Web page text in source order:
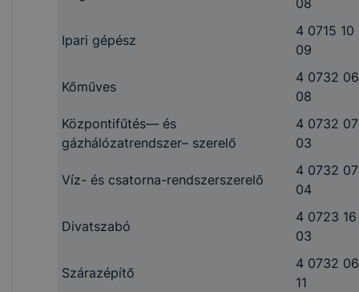
08
Ipari gépész
4 0715 10
09
Kőműves
4 0732 06
08
Központifűtés— és
gázhálózatrendszer– szerelő
4 0732 07
03
Víz- és csatorna-rendszerszerelő
4 0732 07
04
Divatszabó
4 0723 16
03
Szárazépítő
4 0732 06
11